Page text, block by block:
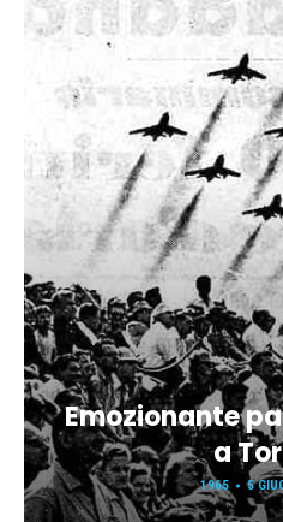
Emozionante
a
1965 5